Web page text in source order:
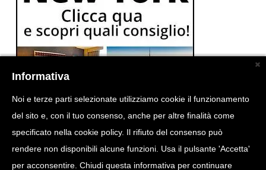
Informativa
Noi e terze parti selezionate utilizziamo cookie il funzionamento
del sito e, con il tuo consenso, anche per altre finalità come
specificato nella cookie policy. Il rifiuto del consenso può
rendere non disponibili alcune funzioni. Usa il pulsante 'Accetta'
per acconsentire. Chiudi questa informativa per continuare